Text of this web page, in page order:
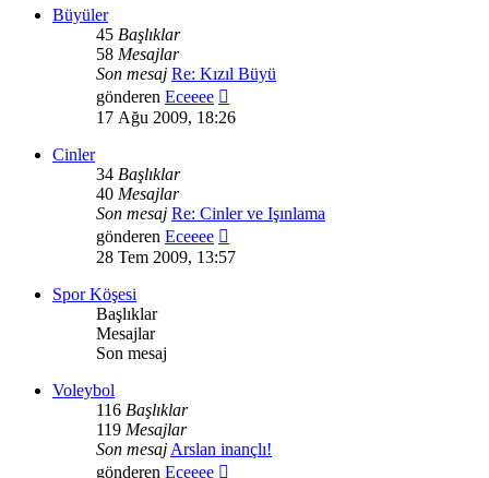
Büyüler
45 Başlıklar
58 Mesajlar
Son mesaj Re: Kızıl Büyü
gönderen Eceeee
mesajı
17 Ağu 2009, 18:26
Cinler
34 Başlıklar
40 Mesajlar
Son mesaj Re: Cinler ve Işınlama
gönderen Eceeee
mesajı
28 Tem 2009, 13:57
Spor Köşesi
Başlıklar
Mesajlar
Son mesaj
Voleybol
116 Başlıklar
119 Mesajlar
Son mesajArslan inançlı!
gönderen Eceeee